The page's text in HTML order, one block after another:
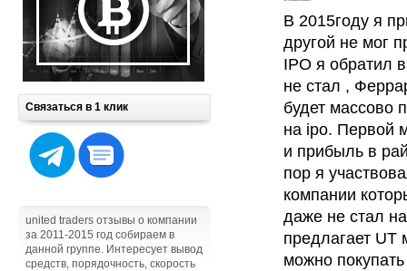
Связаться в 1 клик
united traders отзывы о компании
за 2011-2015 год собираем в
данной группе. Интересует вывод
средств, порядочность, скорость
В 2015году я
другой не мог
IPO я обратил
не стал ,
будет массово
на ipo. Первой
и прибыль в
пор я
компании
даже не стал
предлагает UT
можно